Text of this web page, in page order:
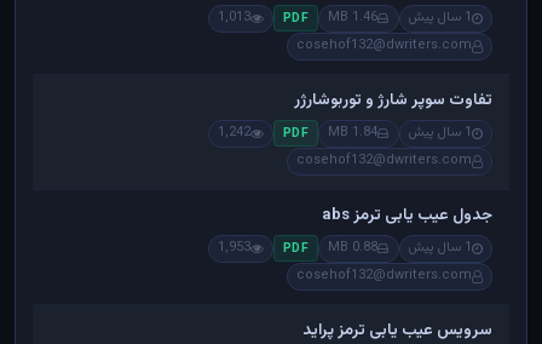
1 سال پیش 1.46 MB
PDF
1,013
cosehof132@dwriters.com
تفاوت سوپر شارژ و توربوشارژر
1 سال پیش 1.84 MB
PDF
1,242
cosehof132@dwriters.com
جدول عیب یابی ترمز abs
1 سال پیش 0.88 MB
PDF
1,953
cosehof132@dwriters.com
سرویس عیب یابی ترمز پراید